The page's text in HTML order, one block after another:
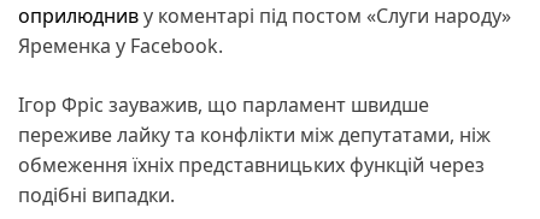
оприлюдниву коментарі під постом «Слуги народу»
Яременка у Facebook.
Ігор Фріс зауважив, що парламент швидше
переживе лайку та конфлікти між депутатами, ніж
обмеження їхніх представницьких функцій через
подібні випадки.